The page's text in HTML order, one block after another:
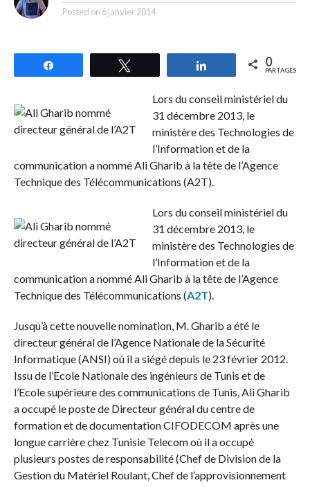
Posted on 6 janvier 2014
Partagez 0
PARTAGES
Lors du conseil ministériel du
31 décembre 2013, le
ministère des Technologies de
l’Information et de la
communication a nommé Ali Gharib à la tête de l’Agence
Technique des Télécommunications (A2T).
Lors du conseil ministériel du
31 décembre 2013, le
ministère des Technologies de
l’Information et de la
communication a nommé Ali Gharib à la tête de l’Agence
Technique des Télécommunications (A2T).
Jusqu’à cette nouvelle nomination, M. Gharib a été le
directeur général de l’Agence Nationale de la Sécurité
Informatique (ANSI) où il a siégé depuis le 23 février 2012.
Issu de l’Ecole Nationale des ingénieurs de Tunis et de
l’Ecole supérieure des communications de Tunis, Ali Gharib
a occupé le poste de Directeur général du centre de
formation et de documentation CIFODECOM après une
longue carrière chez Tunisie Telecom où il a occupé
plusieurs postes de responsabilité (Chef de Division de la
Gestion du Matériel Roulant, Chef de l’approvisionnement